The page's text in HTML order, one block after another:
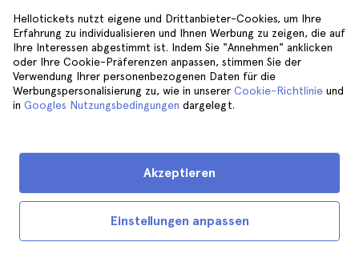
Ein Besuch in den Muir Woods ist ein
großartiger Plan für einen Aufenthalt in San
Francisco, denn so können Sie einen
Tapetenwechsel vornehmen, die geschäftige
Weile abschalten, indem Sie durch den Wald
spazieren und einen unterhaltsamen Tag in
der Natur genießen.
Hellotickets nutzt eigene und Drittanbieter-Cookies, um Ihre
Erfahrung zu individualisieren und Ihnen Werbung zu zeigen, die auf
Ihre Interessen abgestimmt ist. Indem Sie "Annehmen" anklicken
oder Ihre Cookie-Präferenzen anpassen, stimmen Sie der
Verwendung Ihrer personenbezogenen Daten für die
Werbungspersonalisierung zu, wie in unserer Cookie-Richtlinie und
in Googles Nutzungsbedingungen dargelegt.
Einstellungen anpassen
Akzeptieren